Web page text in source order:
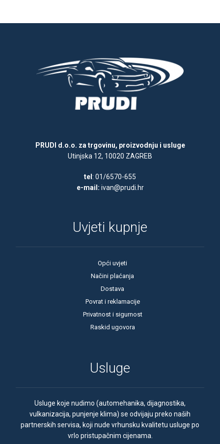
PRUDI d.o.o. za trgovinu, proizvodnju i usluge
Utinjska 12, 10020 ZAGREB
tel : 01/6570-655
e-mail: ivan@prudi.hr
Uvjeti kupnje
Opći uvjeti
Načini plaćanja
Dostava
Povrat i reklamacije
Privatnost i sigurnost
Raskid ugovora
Usluge
Usluge koje nudimo (automehanika, dijagnostika,
vulkanizacija, punjenje klima) se odvijaju preko naših
partnerskih servisa, koji nude vrhunsku kvalitetu usluge po
vrlo pristupačnim cijenama.